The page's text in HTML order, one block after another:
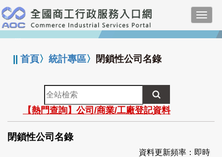
跳
到
主
要
:::
||首頁〉統計專區〉 閉鎖性公司名錄
全
站
檢
索
【熱門查詢】公司/商業/工廠登記資料
閉鎖性公司名錄
資料更新頻率：即時